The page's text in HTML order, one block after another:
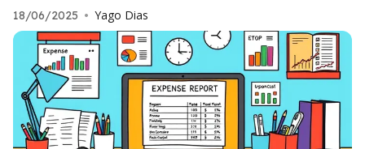
18/06/2025 • Yago Dias